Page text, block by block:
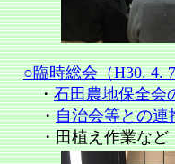
○臨時総会（H30. 4.
・石田農地保全会
・自治会等との連
・田植え作業など